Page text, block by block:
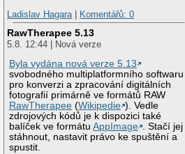
Ladislav Hagara| Komentářů: 0
RawTherapee 5.13
5.8. 12:44 | Nová verze
Byla vydána nová verze 5.13
svobodného multiplatformního softwaru
pro konverzi a zpracování digitálních
fotografií primárně ve formátů RAW
RawTherapee (Wikipedie ). Vedle
zdrojových kódů je k dispozici také
balíček ve formátuAppImage . Stačí jej
stáhnout, nastavit právo ke spuštění a
spustit.